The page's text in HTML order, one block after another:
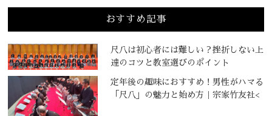
おすすめ記事
尺八は初心者には難しい？挫折しない上
達のコツと教室選びのポイント
定年後の趣味におすすめ！男性がハマる
「尺八」の魅力と始め方｜宗家竹友社<